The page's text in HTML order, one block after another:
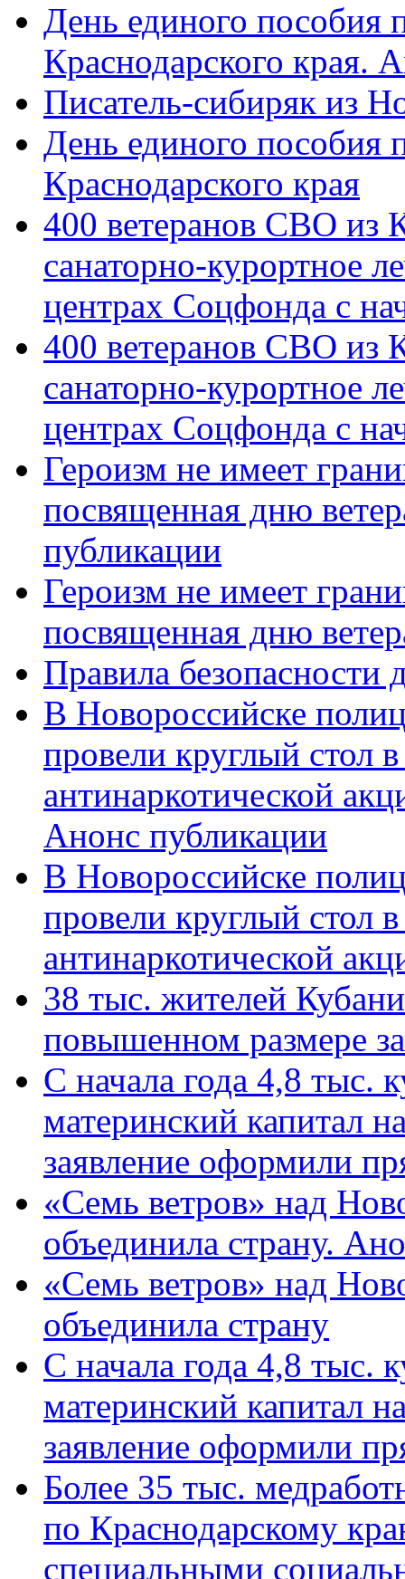
День единого пособия
Краснодарского края.
Писатель-сибиряк из
День единого пособия
Краснодарского края
400 ветеранов СВО из
санаторно-курортное
центрах Соцфонда с
400 ветеранов СВО из
санаторно-курортное
центрах Соцфонда с
Героизм не имеет
посвященная дню
публикации
Героизм не имеет
посвященная дню
Правила безопасности
В Новороссийске
провели круглый стол
антинаркотической
Анонс публикации
В Новороссийске
провели круглый стол
антинаркотической
38 тыс. жителей
повышенном размере
С начала года 4,8 тыс.
материнский капитал
заявление оформили
«Семь ветров» над
объединила страну.
«Семь ветров» над
объединила страну
С начала года 4,8 тыс.
материнский капитал
заявление оформили
Более 35 тыс.
по Краснодарскому
специальными